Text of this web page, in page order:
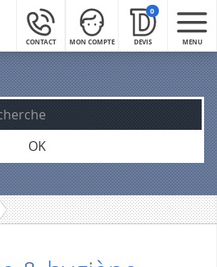
CONTACT MON COMPTE DEVIS
0
MENU
OK